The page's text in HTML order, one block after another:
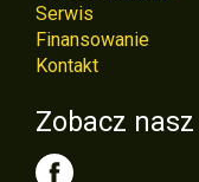
Serwis
Finansowanie
Kontakt
Zobacz nasz